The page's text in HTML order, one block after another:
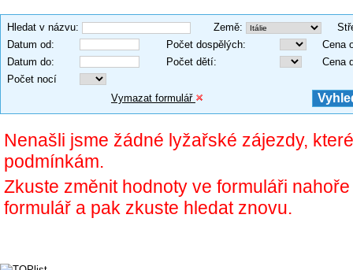
Hledat v názvu: Země:
Datum od: Počet dospělých:
Cena
Datum do: Počet dětí:
Cena
Počet nocí
Vymazat formulář
Nenašli jsme žádné lyžařské zájezdy,
podmínkám.
Zkuste změnit hodnoty ve formuláři
formulář a pak zkuste hledat znovu.